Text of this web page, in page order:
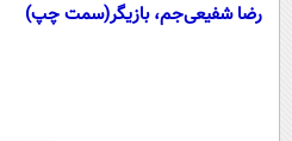
رضا شفیعی‌جم، بازیگر(سمت چپ)